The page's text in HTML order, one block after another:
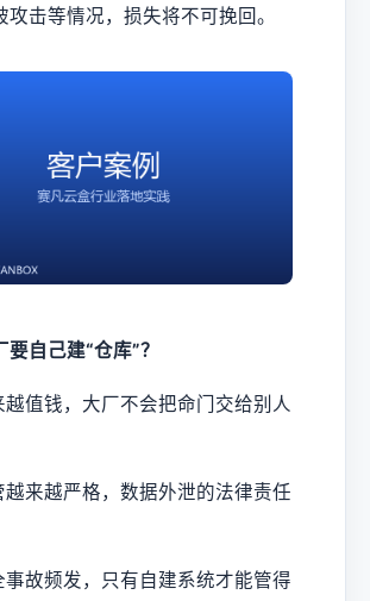
攻击等情况，损失将不可挽回。
自己建“仓库”？
越值钱，大厂不会把命门交给别人
越来越严格，数据外泄的法律责任
事故频发，只有自建系统才能管得